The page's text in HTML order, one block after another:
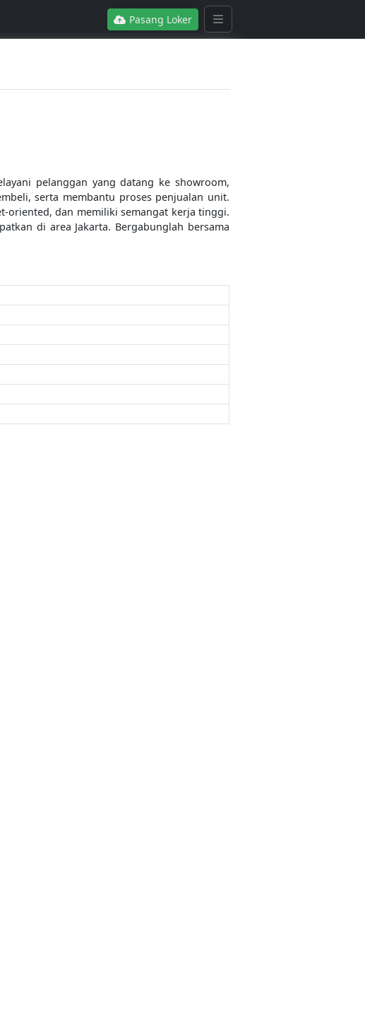
Pasang Loker
pelanggan yang datang ke showroom,
serta membantu proses penjualan unit.
oriented, dan memiliki semangat kerja tinggi.
di area Jakarta. Bergabunglah bersama